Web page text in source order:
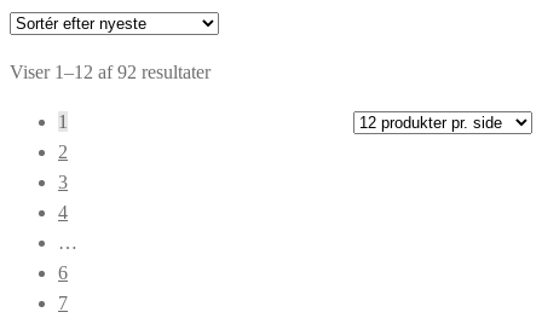
Viser 1–12 af 92 resultaterSorteret
1
2
3
4
…
6
7